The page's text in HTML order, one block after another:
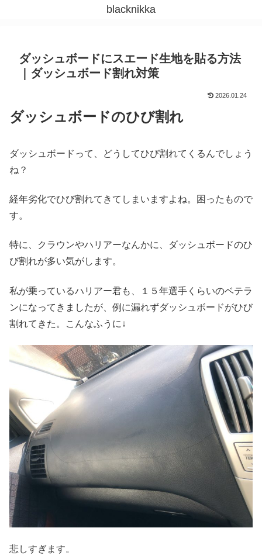
blacknikka
ダッシュボードにスエード生地を貼る方法
｜ダッシュボード割れ対策
2026.01.24
ダッシュボードのひび割れ
ダッシュボードって、どうしてひび割れてくるんでしょう
ね？
経年劣化でひび割れてきてしまいますよね。困ったもので
す。
特に、クラウンやハリアーなんかに、ダッシュボードのひ
び割れが多い気がします。
私が乗っているハリアー君も、１５年選手くらいのベテラ
ンになってきましたが、例に漏れずダッシュボードがひび
割れてきた。こんなふうに↓
悲しすぎます。